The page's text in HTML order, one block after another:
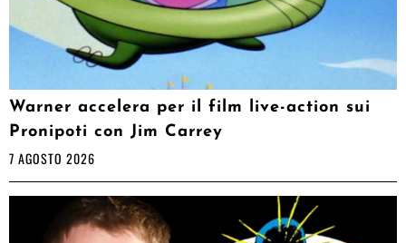
Warner accelera per il film live-action sui
Pronipoti con Jim Carrey
7 AGOSTO 2026